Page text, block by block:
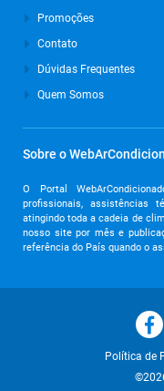
Promoções
Contato
Dúvidas Frequentes
Quem Somos
Sobre o
O Portal
profissionais, assistências
atingindo toda a cadeia de
nosso site por mês e
referência do País quando o
Política de